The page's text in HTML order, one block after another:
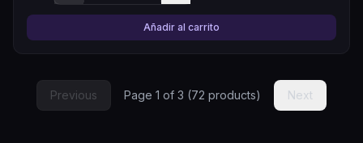
Añadir al carrito
Previous Page 1 of 3 (72 products) Next